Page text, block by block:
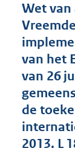
Wet van
van het
van 26
de
2013, L